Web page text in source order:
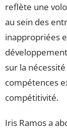
reflète une
au sein des
inappropriées
sur la
compétences
compétitivité.
Iris Ramos a